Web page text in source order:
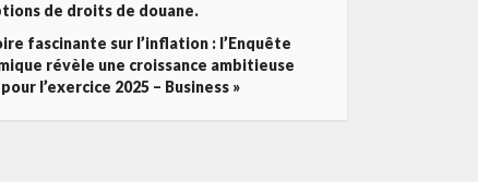
de droits de douane.
fascinante sur l’inflation : l’Enquête
révèle une croissance ambitieuse
l’exercice 2025 – Business »